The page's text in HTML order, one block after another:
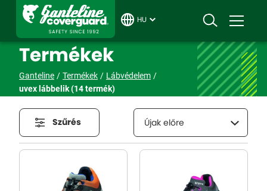
HU
Termékek
Ganteline Termékek
Lábvédelem
uvex lábbelik(14 termék)
Szűrés Újak előre